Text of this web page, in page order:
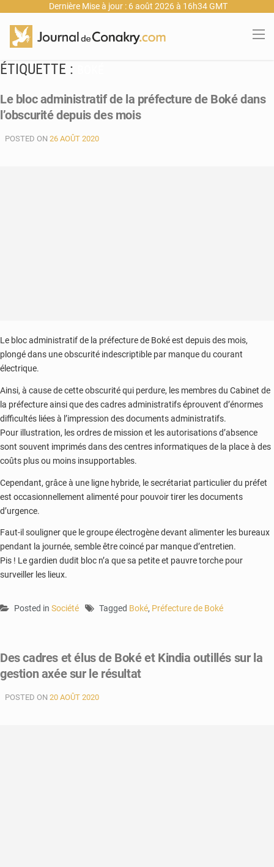
Dernière Mise à jour : 6 août 2026 à 16h34 GMT
ÉTIQUETTE :
Le bloc administratif de la préfecture de Boké dans
l’obscurité depuis des mois
POSTED ON 26 AOÛT 2020
Le bloc administratif de la préfecture de Boké est depuis des mois,
plongé dans une obscurité indescriptible par manque du courant
électrique.
Ainsi, à cause de cette obscurité qui perdure, les membres du Cabinet de
la préfecture ainsi que des cadres administratifs éprouvent d’énormes
difficultés liées à l’impression des documents administratifs.
Pour illustration, les ordres de mission et les autorisations d’absence
sont souvent imprimés dans des centres informatiques de la place à des
coûts plus ou moins insupportables.
Cependant, grâce à une ligne hybride, le secrétariat particulier du préfet
est occasionnellement alimenté pour pouvoir tirer les documents
d’urgence.
Faut-il souligner que le groupe électrogène devant alimenter les bureaux
pendant la journée, semble être coincé par manque d’entretien.
Pis ! Le gardien dudit bloc n’a que sa petite et pauvre torche pour
surveiller les lieux.
Posted in Société Tagged Boké, Préfecture de Boké
Des cadres et élus de Boké et Kindia outillés sur la
gestion axée sur le résultat
POSTED ON 20 AOÛT 2020